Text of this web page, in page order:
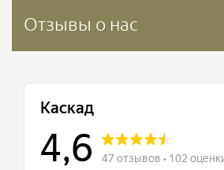
Отзывы о нас